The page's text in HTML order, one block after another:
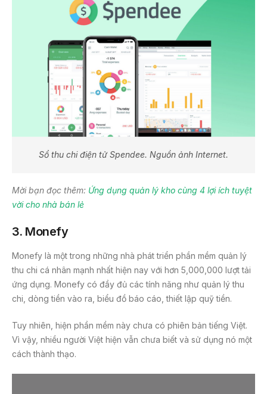
Sổ thu chi điện tử Spendee. Nguồn ảnh Internet.
Mời bạn đọc thêm: Ứng dụng quản lý kho cùng 4 lợi ích tuyệt
vời cho nhà bán lẻ
3. Monefy
Monefy là một trong những nhà phát triển phần mềm quản lý
thu chi cá nhân mạnh nhất hiện nay với hơn 5,000,000 lượt tải
ứng dụng. Monefy có đầy đủ các tính năng như quản lý thu
chi, dòng tiền vào ra, biểu đồ báo cáo, thiết lập quỹ tiền.
Tuy nhiên, hiện phần mềm này chưa có phiên bản tiếng Việt.
Vì vậy, nhiều người Việt hiện vẫn chưa biết và sử dụng nó một
cách thành thạo.